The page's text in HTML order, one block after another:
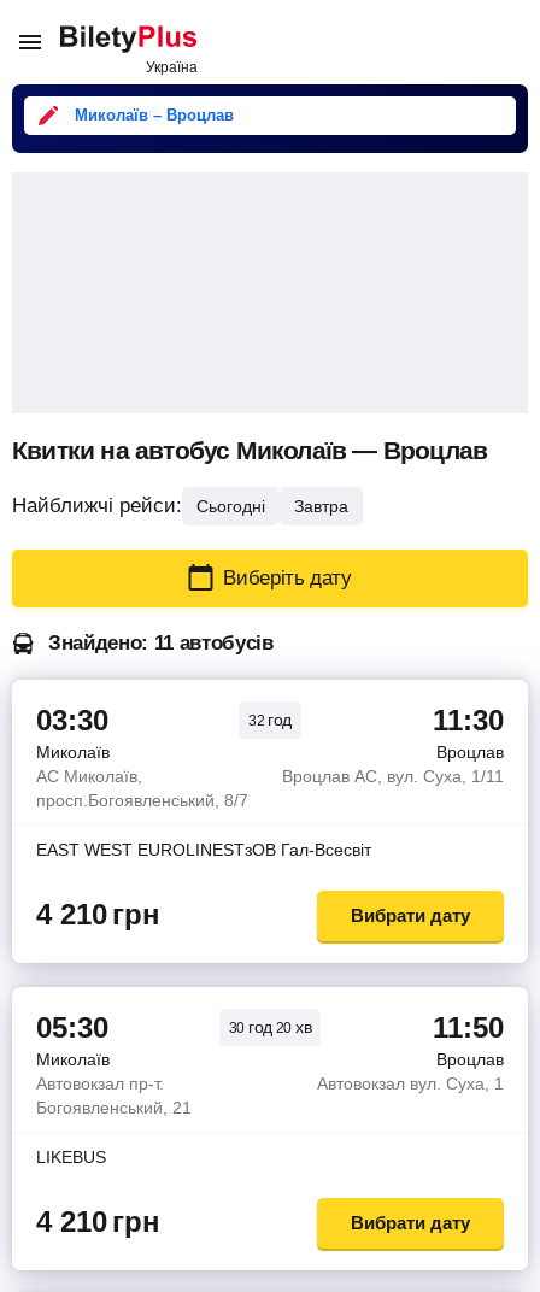
Миколаїв – Вроцлав
Квитки на автобус Миколаїв — Вроцлав
Найближчі рейси: Сьогодні Завтра
Виберіть дату
Знайдено: 11 автобусів
03:30 32 год 11:30
Миколаїв
Вроцлав
АС Миколаїв,
просп.Богоявленський, 8/7
Вроцлав АС, вул. Суха, 1/11
EAST WEST EUROLINESТзОВ Гал-Всесвiт
4 210грн Вибрати дату
05:30 30 год 20 хв 11:50
Миколаїв
Вроцлав
Автовокзал пр-т.
Богоявленський, 21
Автовокзал вул. Суха, 1
LIKEBUS
4 210грн Вибрати дату